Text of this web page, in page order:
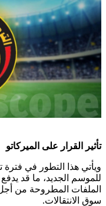
تأثير القرار على الميركاتو
ويأتي هذا التطور في فترة
للموسم الجديد، ما قد يدفع
الملفات المطروحة من
سوق الانتقالات.